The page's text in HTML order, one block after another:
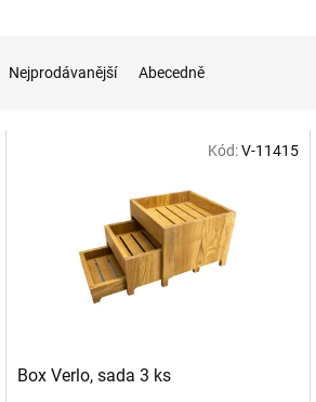
Nejprodávanější Abecedně
Box Verlo, sada 3 ks
Kód:V-11415